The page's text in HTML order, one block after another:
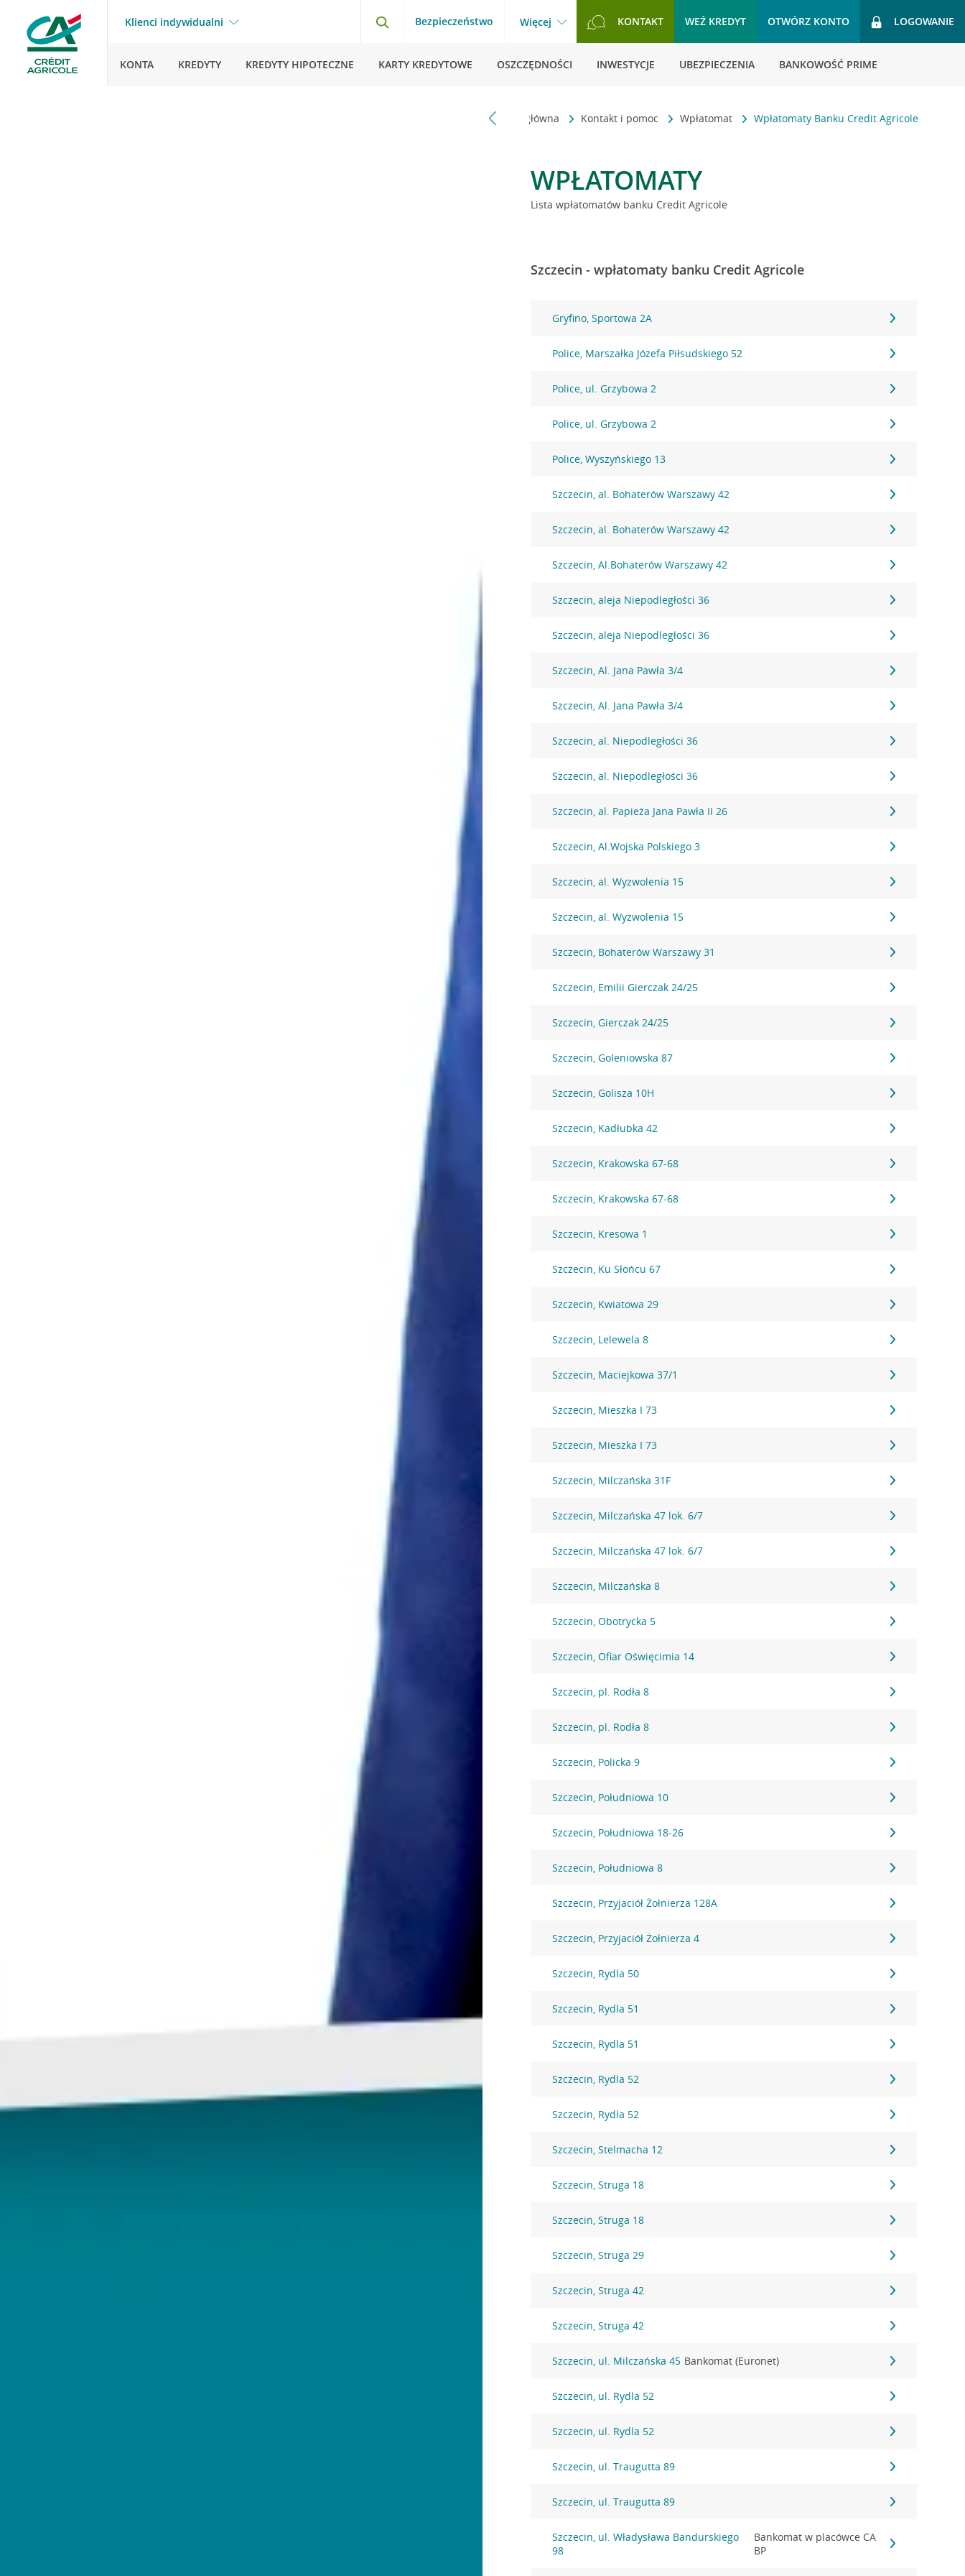
Klienci indywidualni Bezpieczeństwo Więcej KONTAKT WEŹ KREDYT OTWÓRZ KONTO LOGOWANIE
KONTA KREDYTY KREDYTY HIPOTECZNE KARTY KREDYTOWE OSZCZĘDNOŚCI INWESTYCJE UBEZPIECZENIA BANKOWOŚĆ PRIME
Strona główna Kontakt i pomoc Wpłatomat Wpłatomaty Banku Credit Agricole
WPŁATOMATY
Lista wpłatomatów banku Credit Agricole
Szczecin - wpłatomaty banku Credit Agricole
Gryfino, Sportowa 2A
Police, Marszałka Józefa Piłsudskiego 52
Police, ul. Grzybowa 2
Police, ul. Grzybowa 2
Police, Wyszyńskiego 13
Szczecin, al. Bohaterów Warszawy 42
Szczecin, al. Bohaterów Warszawy 42
Szczecin, Al.Bohaterów Warszawy 42
Szczecin, aleja Niepodległości 36
Szczecin, aleja Niepodległości 36
Szczecin, Al. Jana Pawła 3/4
Szczecin, Al. Jana Pawła 3/4
Szczecin, al. Niepodległości 36
Szczecin, al. Niepodległości 36
Szczecin, al. Papieża Jana Pawła II 26
Szczecin, Al.Wojska Polskiego 3
Szczecin, al. Wyzwolenia 15
Szczecin, al. Wyzwolenia 15
Szczecin, Bohaterów Warszawy 31
Szczecin, Emilii Gierczak 24/25
Szczecin, Gierczak 24/25
Szczecin, Goleniowska 87
Szczecin, Golisza 10H
Szczecin, Kadłubka 42
Szczecin, Krakowska 67-68
Szczecin, Krakowska 67-68
Szczecin, Kresowa 1
Szczecin, Ku Słońcu 67
Szczecin, Kwiatowa 29
Szczecin, Lelewela 8
Szczecin, Maciejkowa 37/1
Szczecin, Mieszka I 73
Szczecin, Mieszka I 73
Szczecin, Milczańska 31F
Szczecin, Milczańska 47 lok. 6/7
Szczecin, Milczańska 47 lok. 6/7
Szczecin, Milczańska 8
Szczecin, Obotrycka 5
Szczecin, Ofiar Oświęcimia 14
Szczecin, pl. Rodła 8
Szczecin, pl. Rodła 8
Szczecin, Policka 9
Szczecin, Południowa 10
Szczecin, Południowa 18-26
Szczecin, Południowa 8
Szczecin, Przyjaciół Żołnierza 128A
Szczecin, Przyjaciół Żołnierza 4
Szczecin, Rydla 50
Szczecin, Rydla 51
Szczecin, Rydla 51
Szczecin, Rydla 52
Szczecin, Rydla 52
Szczecin, Stelmacha 12
Szczecin, Struga 18
Szczecin, Struga 18
Szczecin, Struga 29
Szczecin, Struga 42
Szczecin, Struga 42
Szczecin, ul. Milczańska 45 Bankomat (Euronet)
Szczecin, ul. Rydla 52
Szczecin, ul. Rydla 52
Szczecin, ul. Traugutta 89
Szczecin, ul. Traugutta 89
Szczecin, ul. Władysława Bandurskiego
98
Bankomat w placówce CA
BP